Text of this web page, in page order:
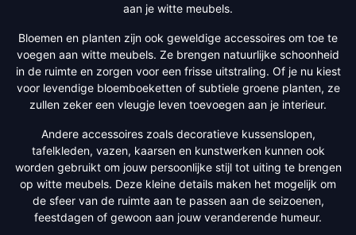
aan je witte meubels.
Bloemen en planten zijn ook geweldige accessoires om toe te
voegen aan witte meubels. Ze brengen natuurlijke schoonheid
in de ruimte en zorgen voor een frisse uitstraling. Of je nu kiest
voor levendige bloemboeketten of subtiele groene planten, ze
zullen zeker een vleugje leven toevoegen aan je interieur.
Andere accessoires zoals decoratieve kussenslopen,
tafelkleden, vazen, kaarsen en kunstwerken kunnen ook
worden gebruikt om jouw persoonlijke stijl tot uiting te brengen
op witte meubels. Deze kleine details maken het mogelijk om
de sfeer van de ruimte aan te passen aan de seizoenen,
feestdagen of gewoon aan jouw veranderende humeur.